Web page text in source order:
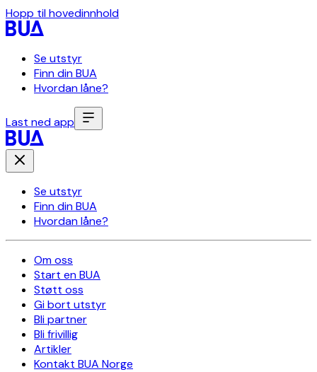
Hopp til hovedinnhold
Se utstyr
Finn din BUA
Hvordan låne?
Last ned app
Se utstyr
Finn din BUA
Hvordan låne?
Om oss
Start en BUA
Støtt oss
Gi bort utstyr
Bli partner
Bli frivillig
Artikler
Kontakt BUA Norge